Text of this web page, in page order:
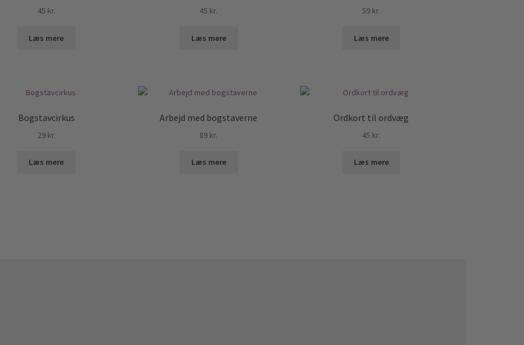
45 kr.
Læs mere
45 kr.
Læs mere
59 kr.
Læs mere
Bogstavcirkus
29 kr.
Læs mere
Arbejd med bogstaverne
89 kr.
Læs mere
Ordkort til ordvæg
45 kr.
Læs mere